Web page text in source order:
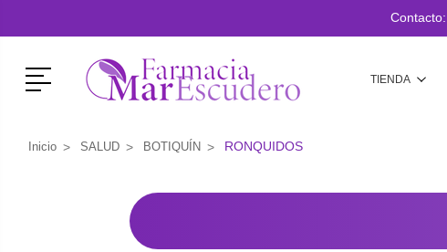
Contacto:
Menú TIENDA
Inicio SALUD BOTIQUÍN RONQUIDOS